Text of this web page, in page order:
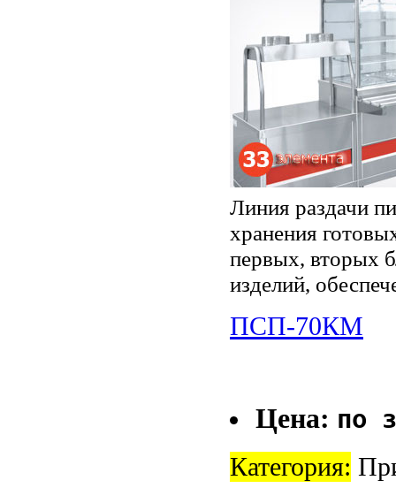
Линия раздачи
хранения
первых, вторых
изделий,
ПСП-70КМ
Цена: по
Категория: